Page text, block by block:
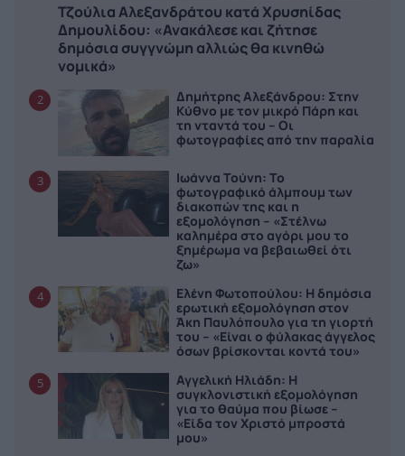
Τζούλια Αλεξανδράτου κατά Χρυσηίδας
Δημουλίδου: «Ανακάλεσε και ζήτησε
δημόσια συγγνώμη αλλιώς θα κινηθώ
νομικά»
2
Δημήτρης Αλεξάνδρου: Στην
Κύθνο με τον μικρό Πάρη και
τη νταντά του – Οι
φωτογραφίες από την παραλία
3
Ιωάννα Τούνη: Το
φωτογραφικό άλμπουμ των
διακοπών της και η
εξομολόγηση – «Στέλνω
καλημέρα στο αγόρι μου το
ξημέρωμα να βεβαιωθεί ότι
ζω»
4
Ελένη Φωτοπούλου: Η δημόσια
ερωτική εξομολόγηση στον
Άκη Παυλόπουλο για τη γιορτή
του – «Είναι ο φύλακας άγγελος
όσων βρίσκονται κοντά του»
5
Αγγελική Ηλιάδη: Η
συγκλονιστική εξομολόγηση
για το θαύμα που βίωσε –
«Είδα τον Χριστό μπροστά
μου»